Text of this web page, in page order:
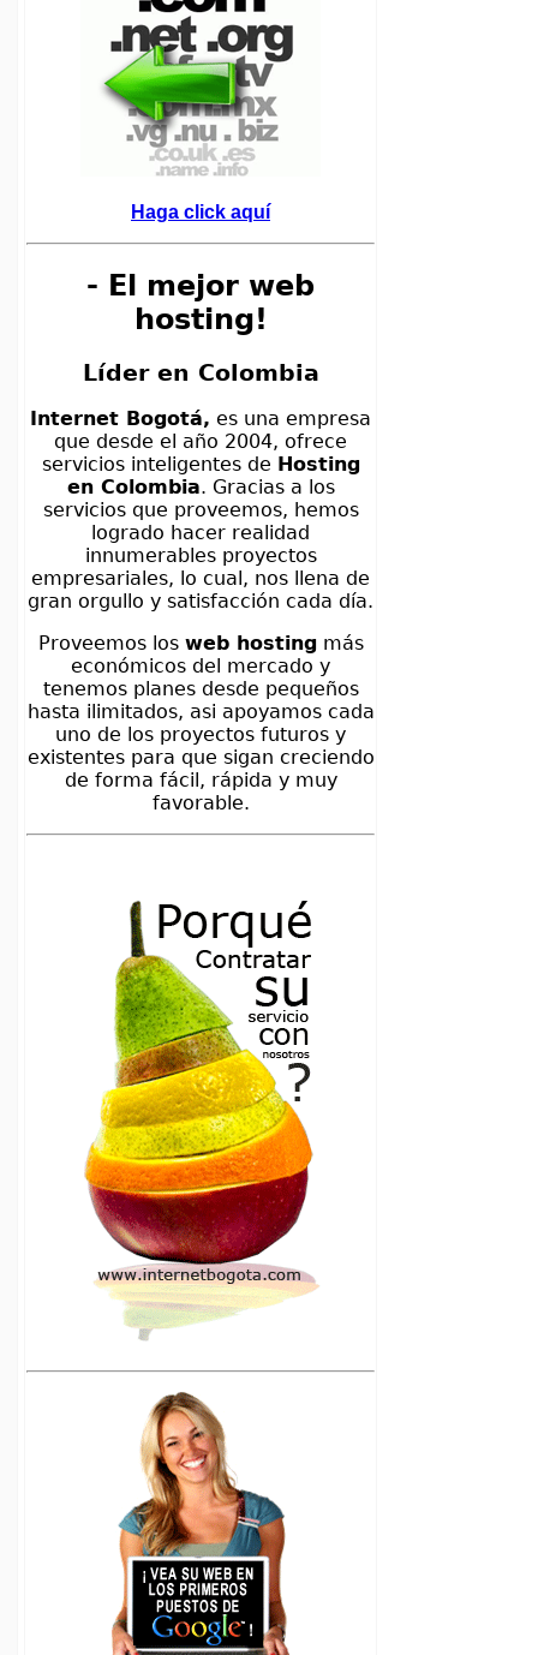
Haga click aquí
- El mejor web
hosting!
Líder en Colombia
Internet Bogotá, es una empresa
que desde el año 2004, ofrece
servicios inteligentes de Hosting
en Colombia. Gracias a los
servicios que proveemos, hemos
logrado hacer realidad
innumerables proyectos
empresariales, lo cual, nos llena de
gran orgullo y satisfacción cada día.
Proveemos los web hostingmás
económicos del mercado y
tenemos planes desde pequeños
hasta ilimitados, asi apoyamos cada
uno de los proyectos futuros y
existentes para que sigan creciendo
de forma fácil, rápida y muy
favorable.